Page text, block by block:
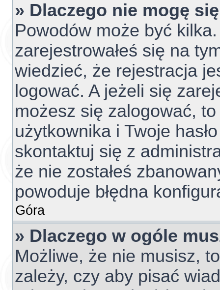
» Dlaczego nie mogę
Powodów może być
zarejestrowałeś się na
wiedzieć, że rejestracja
logować. A jeżeli się
możesz się zalogować,
użytkownika i Twoje
skontaktuj się z
że nie zostałeś
powoduje błędna
Góra
» Dlaczego w ogóle
Możliwe, że nie musisz,
zależy, czy aby pisać